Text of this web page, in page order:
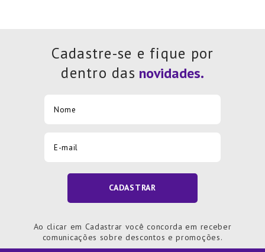
Cadastre-se e fique por
dentro das
CADASTRAR
Ao clicar em Cadastrar você concorda em receber
comunicações sobre descontos e promoções.